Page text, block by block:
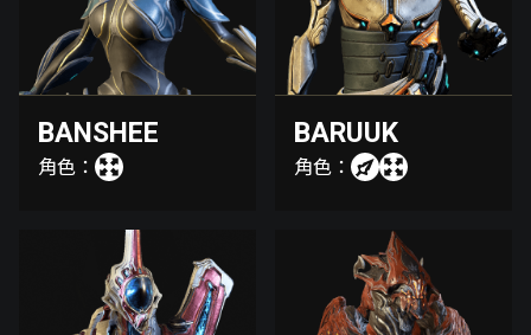
BANSHEE
角色：
BARUUK
角色：